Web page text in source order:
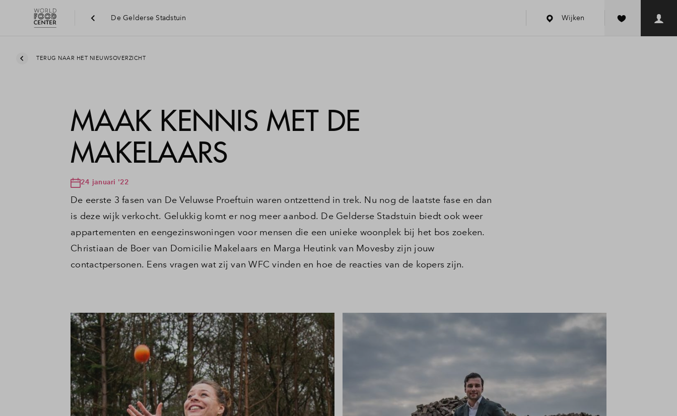
De Gelderse Stadstuin Wijken
TERUG NAAR HET NIEUWSOVERZICHT
MAAK KENNIS MET DE
MAKELAARS
24 januari '22
De eerste 3 fasen van De Veluwse Proeftuin waren ontzettend in trek. Nu nog de laatste fase en dan
is deze wijk verkocht. Gelukkig komt er nog meer aanbod. De Gelderse Stadstuin biedt ook weer
appartementen en eengezinswoningen voor mensen die een unieke woonplek bij het bos zoeken.
Christiaan de Boer van Domicilie Makelaars en Marga Heutink van Movesby zijn jouw
contactpersonen. Eens vragen wat zij van WFC vinden en hoe de reacties van de kopers zijn.